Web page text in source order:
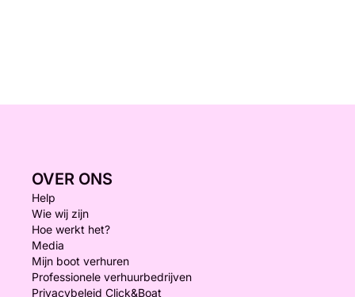
OVER ONS
Help
Wie wij zijn
Hoe werkt het?
Media
Mijn boot verhuren
Professionele verhuurbedrijven
Privacybeleid Click&Boat